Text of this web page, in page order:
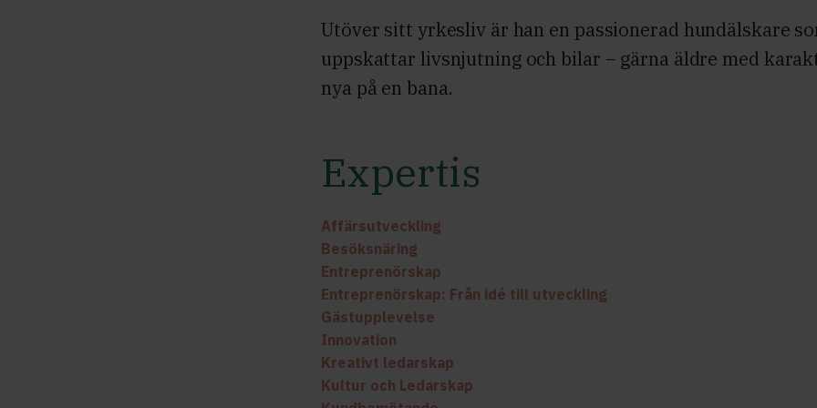
Utöver sitt yrkesliv är han en passionerad hundälskare
uppskattar livsnjutning och bilar – gärna äldre med
nya på en bana.
Expertis
Affärsutveckling
Besöksnäring
Entreprenörskap
Entreprenörskap: Från idé till utveckling
Gästupplevelse
Innovation
Kreativt ledarskap
Kultur och Ledarskap